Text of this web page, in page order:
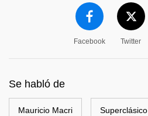
Facebook Twitter
Se habló de
Mauricio Macri Superclásico